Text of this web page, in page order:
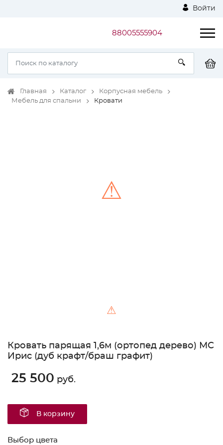
Войти
88005555904
Главная Каталог
Корпусная мебель
Мебель для спальни
Кровати
⚠
⚠
Кровать парящая 1,6м (ортопед дерево) МС
Ирис (дуб крафт/браш графит)
25 500 руб.
В корзину
Выбор цвета